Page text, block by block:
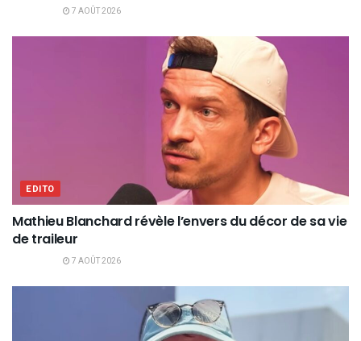
7 AOÛT 2026
EDITO
Mathieu Blanchard révèle l’envers du décor de sa vie
de traileur
7 AOÛT 2026